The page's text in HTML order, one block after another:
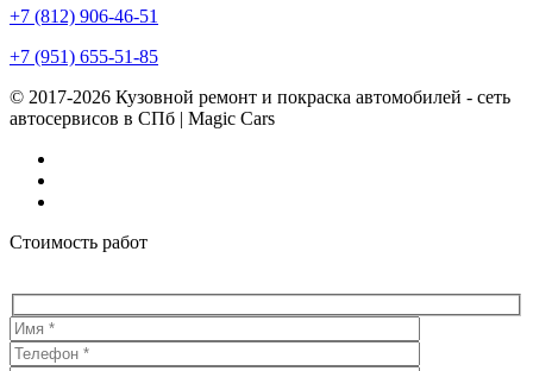
+7 (812) 906-46-51
+7 (951) 655-51-85
© 2017-2026 Кузовной ремонт и покраска автомобилей - сеть
автосервисов в СПб | Magic Cars
Стоимость работ